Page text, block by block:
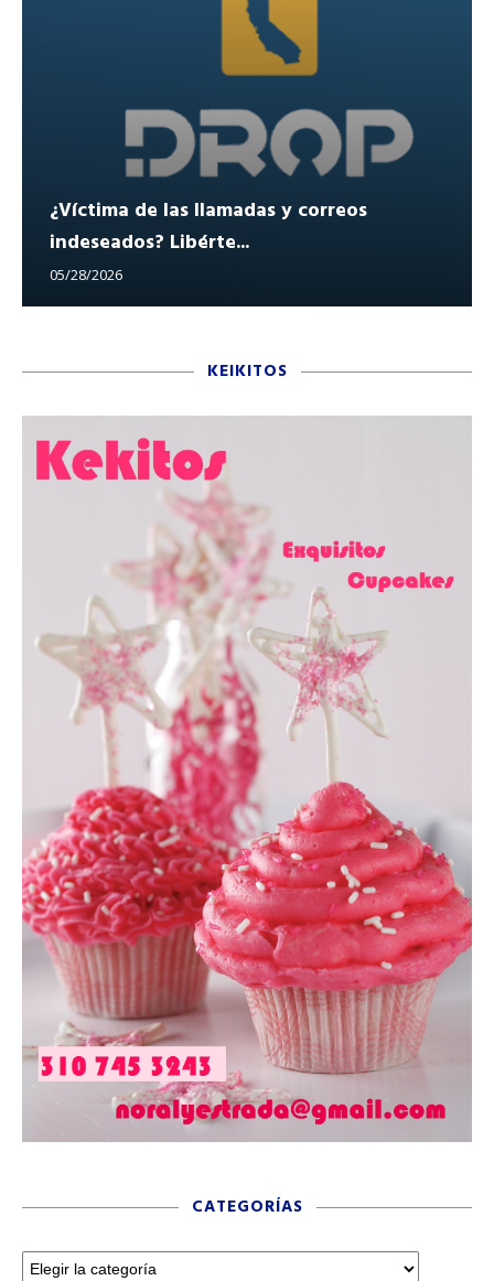
¿Víctima de las llamadas y correos
indeseados? Libérte...
05/28/2026
KEIKITOS
CATEGORÍAS